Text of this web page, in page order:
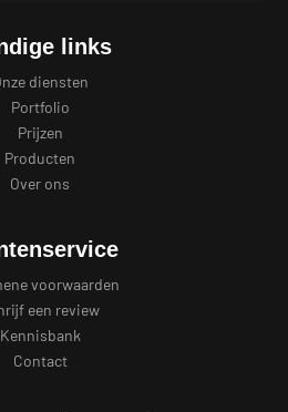
links
diensten
Portfolio
Prijzen
Producten
Over ons
voorwaarden
een review
Kennisbank
Contact